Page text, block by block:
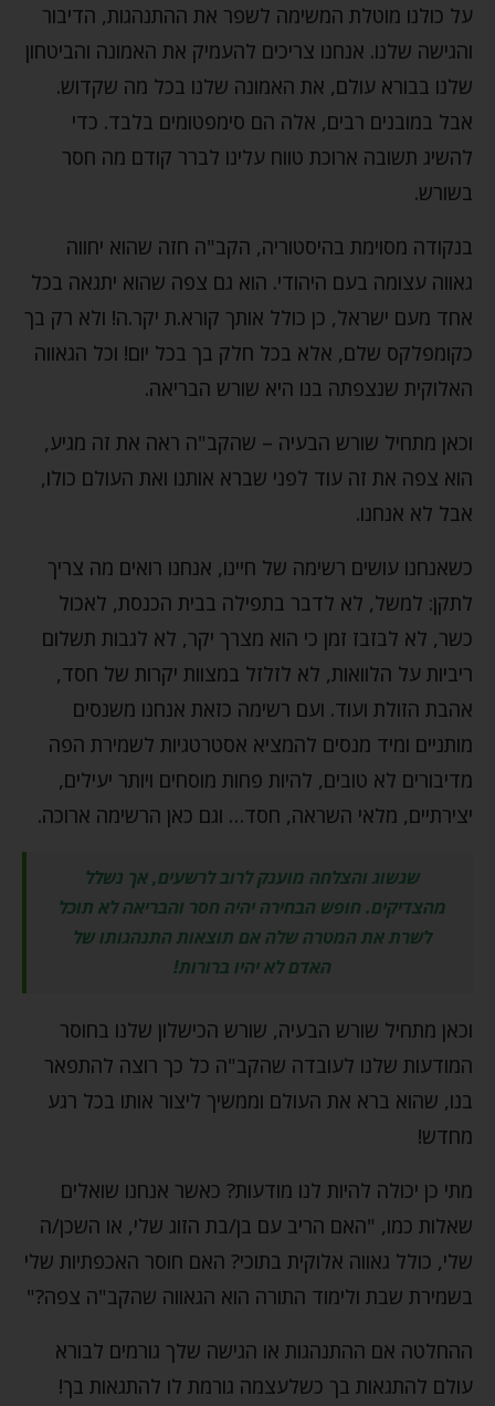
על כולנו מוטלת המשימה לשפר את ההתנהגות, הדיבור
והגישה שלנו. אנחנו צריכים להעמיק את האמונה והביטחון
שלנו בבורא עולם, את האמונה שלנו בכל מה שקדוש.
אבל במובנים רבים, אלה הם סימפטומים בלבד. כדי
להשיג תשובה ארוכת טווח עלינו לברר קודם מה חסר
בשורש.
בנקודה מסוימת בהיסטוריה, הקב"ה חזה שהוא יחווה
גאווה עצומה בעם היהודי. הוא גם צפה שהוא יתגאה בכל
אחד מעם ישראל, כן כולל אותך קורא.ת יקר.ה! ולא רק בך
כקומפלקס שלם, אלא בכל חלק בך בכל יום! וכל הגאווה
האלוקית שנצפתה בנו היא שורש הבריאה.
וכאן מתחיל שורש הבעיה – שהקב"ה ראה את זה מגיע,
הוא צפה את זה עוד לפני שברא אותנו ואת העולם כולו,
אבל לא אנחנו.
כשאנחנו עושים רשימה של חיינו, אנחנו רואים מה צריך
לתקן: למשל, לא לדבר בתפילה בבית הכנסת, לאכול
כשר, לא לבזבז זמן כי הוא מצרך יקר, לא לגבות תשלום
ריביות על הלוואות, לא לזלזל במצוות יקרות של חסד,
אהבת הזולת ועוד. ועם רשימה כזאת אנחנו משנסים
מותניים ומיד מנסים להמציא אסטרטגיות לשמירת הפה
מדיבורים לא טובים, להיות פחות מוסחים ויותר יעילים,
יצירתיים, מלאי השראה, חסד… וגם כאן הרשימה ארוכה.
שגשוג והצלחה מוענק לרוב לרשעים, אך נשלל
מהצדיקים. חופש הבחירה יהיה חסר והבריאה לא תוכל
לשרת את המטרה שלה אם תוצאות התנהגותו של
האדם לא יהיו ברורות!
וכאן מתחיל שורש הבעיה, שורש הכישלון שלנו בחוסר
המודעות שלנו לעובדה שהקב"ה כל כך רוצה להתפאר
בנו, שהוא ברא את העולם וממשיך ליצור אותו בכל רגע
מחדש!
מתי כן יכולה להיות לנו מודעות? כאשר אנחנו שואלים
שאלות כמו, "האם הריב עם בן/בת הזוג שלי, או השכן/ה
שלי, כולל גאווה אלוקית בתוכי? האם חוסר האכפתיות שלי
בשמירת שבת ולימוד התורה הוא הגאווה שהקב"ה צפה?"
ההחלטה אם ההתנהגות או הגישה שלך גורמים לבורא
עולם להתגאות בך כשלעצמה גורמת לו להתגאות בך!